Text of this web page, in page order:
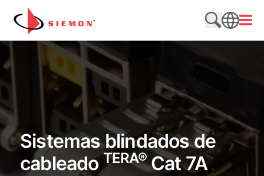
Saltar al contenido
Buscar en
Abrir
SEARCH
Sistemas blindados de
cableado TERA®Cat 7A